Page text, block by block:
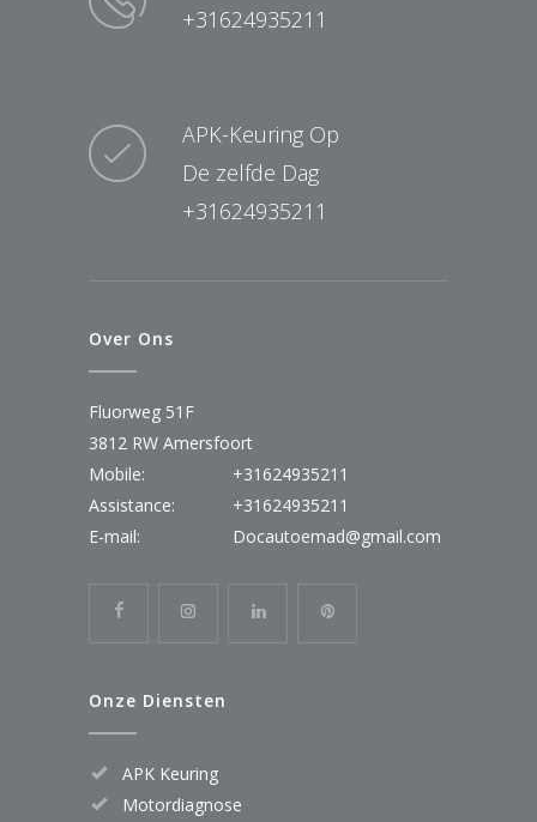
+31624935211
APK-Keuring Op
De zelfde Dag
+31624935211
Over Ons
Fluorweg 51F
3812 RW Amersfoort
Mobile:
+31624935211
Assistance:
+31624935211
E-mail:
Docautoemad@gmail.com
Onze Diensten
APK Keuring
Motordiagnose